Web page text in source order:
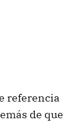
referencia
de que